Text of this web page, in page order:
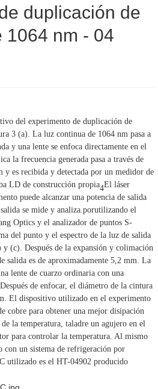
duplicación de
1064 nm - 04
del experimento de duplicación de
3 (a). La luz continua de 1064 nm pasa a
y una lente se enfoca directamente en el
la frecuencia generada pasa a través de
y es recibida y detectada por un medidor de
LD de construcción propia4El láser
puede alcanzar una potencia de salida
se mide y analiza. porutilizando el
Optics y el analizador de puntos S-
del punto y el espectro de la luz de salida
y (c). Después de la expansión y colimación
salida es de aproximadamente 5,2 mm. La
lente de cuarzo ordinaria con una
de enfocar, el diámetro de la cintura
El dispositivo utilizado en el experimento
cobre para obtener una mejor disipación
la temperatura, taladre un agujero en el
para controlar la temperatura. Al mismo
con un sistema de refrigeración por
utilizado es el HT-04902 producido